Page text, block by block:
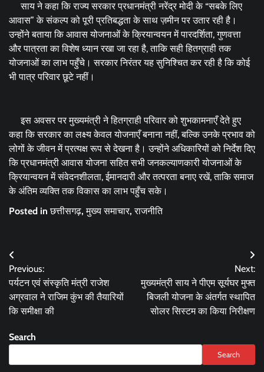
साय ने कहा कि राज्य सरकार प्रधानमंत्री नरेंद्र मोदी के “सबके लिए
आवास” के संकल्प को पूरी प्रतिबद्धता के साथ ज़मीन पर उतार रही है।
उन्होंने बताया कि आवास योजनाओं के क्रियान्वयन में पारदर्शिता, गुणवत्ता
और पात्रता का विशेष ध्यान रखा जा रहा है, ताकि सही हितग्राही तक
योजनाओं का लाभ पहुँचे। सरकार निरंतर यह सुनिश्चित कर रही है कि कोई
भी पात्र परिवार छूटे नहीं।
इस अवसर पर मुख्यमंत्री ने हितग्राही परिवार को शुभकामनाएँ देते हुए
कहा कि सरकार का लक्ष्य केवल योजनाएँ बनाना नहीं, बल्कि उनके प्रभाव को
लोगों के जीवन में प्रत्यक्ष रूप से देखना है। उन्होंने अधिकारियों को निर्देश दिए
कि प्रधानमंत्री आवास योजना सहित सभी जनकल्याणकारी योजनाओं के
क्रियान्वयन में संवेदनशीलता, ईमानदारी और तत्परता बनाए रखें, ताकि समाज
के अंतिम व्यक्ति तक विकास का लाभ पहुँच सके।
Posted inछत्तीसगढ़,मुख्य समाचार,राजनीति
Post
navigation
Previous:
पर्यटन एवं संस्कृति मंत्री राजेश
अग्रवाल ने राजिम कुंभ की तैयारियों
कि समीक्षा की
Next:
मुख्यमंत्री साय ने पीएम सूर्यघर मुफ्त
बिजली योजना के अंतर्गत स्थापित
सोलर सिस्टम का किया निरीक्षण
Search
Search